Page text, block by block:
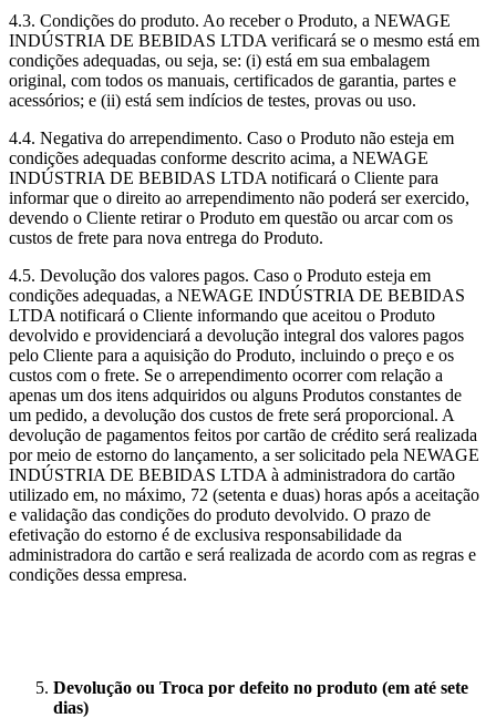
4.3. Condições do produto. Ao receber o Produto, a NEWAGE
INDÚSTRIA DE BEBIDAS LTDA verificará se o mesmo está em
condições adequadas, ou seja, se: (i) está em sua embalagem
original, com todos os manuais, certificados de garantia, partes e
acessórios; e (ii) está sem indícios de testes, provas ou uso.
4.4. Negativa do arrependimento. Caso o Produto não esteja em
condições adequadas conforme descrito acima, a NEWAGE
INDÚSTRIA DE BEBIDAS LTDA notificará o Cliente para
informar que o direito ao arrependimento não poderá ser exercido,
devendo o Cliente retirar o Produto em questão ou arcar com os
custos de frete para nova entrega do Produto.
4.5. Devolução dos valores pagos. Caso o Produto esteja em
condições adequadas, a NEWAGE INDÚSTRIA DE BEBIDAS
LTDA notificará o Cliente informando que aceitou o Produto
devolvido e providenciará a devolução integral dos valores pagos
pelo Cliente para a aquisição do Produto, incluindo o preço e os
custos com o frete. Se o arrependimento ocorrer com relação a
apenas um dos itens adquiridos ou alguns Produtos constantes de
um pedido, a devolução dos custos de frete será proporcional. A
devolução de pagamentos feitos por cartão de crédito será realizada
por meio de estorno do lançamento, a ser solicitado pela NEWAGE
INDÚSTRIA DE BEBIDAS LTDA à administradora do cartão
utilizado em, no máximo, 72 (setenta e duas) horas após a aceitação
e validação das condições do produto devolvido. O prazo de
efetivação do estorno é de exclusiva responsabilidade da
administradora do cartão e será realizada de acordo com as regras e
condições dessa empresa.
Devolução ou Troca por defeito no produto (em até sete
dias)